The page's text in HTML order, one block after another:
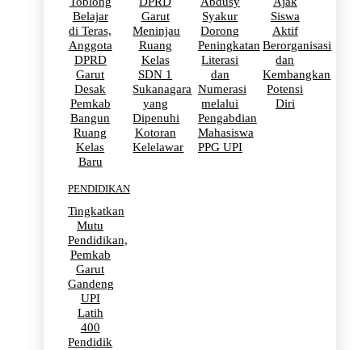
Belajar
di Teras,
Anggota
DPRD
Garut
Desak
Pemkab
Bangun
Ruang
Kelas
Baru
Garut
Meninjau
Ruang
Kelas
SDN 1
Sukanagara
yang
Dipenuhi
Kotoran
Kelelawar
Syakur
Dorong
Peningkatan
Literasi
dan
Numerasi
melalui
Pengabdian
Mahasiswa
PPG UPI
Siswa
Aktif
Berorganisasi
dan
Kembangkan
Potensi
Diri
PENDIDIKAN
Tingkatkan
Mutu
Pendidikan,
Pemkab
Garut
Gandeng
UPI
Latih
400
Pendidik